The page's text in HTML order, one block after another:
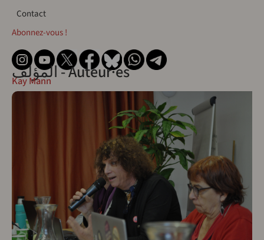
Contact
Contact
Abonnez-vous !
المؤلف - Auteur·es Kay Mann